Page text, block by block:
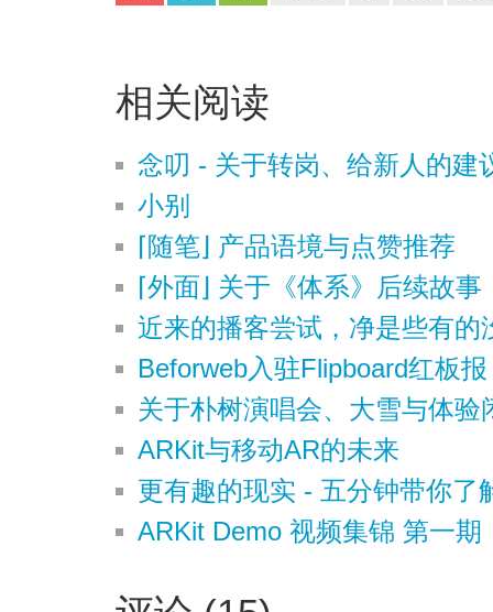
相关阅读
念叨 - 关于转岗、给新人的建
小别
⌈随笔⌋ 产品语境与点赞推荐
⌈外面⌋ 关于《体系》后续故
近来的播客尝试，净是些有的
Beforweb入驻Flipboard红板报
关于朴树演唱会、大雪与体验
ARKit与移动AR的未来
更有趣的现实 - 五分钟带你了
ARKit Demo 视频集锦 第一期